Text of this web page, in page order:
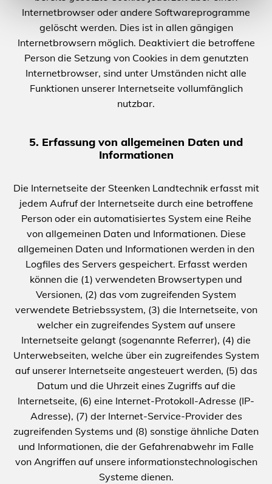
Internetbrowser oder andere Softwareprogramme
gelöscht werden. Dies ist in allen gängigen
Internetbrowsern möglich. Deaktiviert die betroffene
Person die Setzung von Cookies in dem genutzten
Internetbrowser, sind unter Umständen nicht alle
Funktionen unserer Internetseite vollumfänglich
nutzbar.
5. Erfassung von allgemeinen Daten und
Informationen
Die Internetseite der Steenken Landtechnik erfasst mit
jedem Aufruf der Internetseite durch eine betroffene
Person oder ein automatisiertes System eine Reihe
von allgemeinen Daten und Informationen. Diese
allgemeinen Daten und Informationen werden in den
Logfiles des Servers gespeichert. Erfasst werden
können die (1) verwendeten Browsertypen und
Versionen, (2) das vom zugreifenden System
verwendete Betriebssystem, (3) die Internetseite, von
welcher ein zugreifendes System auf unsere
Internetseite gelangt (sogenannte Referrer), (4) die
Unterwebseiten, welche über ein zugreifendes System
auf unserer Internetseite angesteuert werden, (5) das
Datum und die Uhrzeit eines Zugriffs auf die
Internetseite, (6) eine Internet-Protokoll-Adresse (IP-
Adresse), (7) der Internet-Service-Provider des
zugreifenden Systems und (8) sonstige ähnliche Daten
und Informationen, die der Gefahrenabwehr im Falle
von Angriffen auf unsere informationstechnologischen
Systeme dienen.